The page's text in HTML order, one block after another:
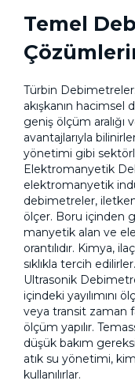
Temel
Türbin Debimetreler:
akışkanın hacimsel
geniş ölçüm aralığı
avantajlarıyla
yönetimi gibi
Elektromanyetik
elektromanyetik
debimetreler, iletken
ölçer. Boru içinden
manyetik alan ve
orantılıdır. Kimya,
sıklıkla tercih edilirler.
Ultrasonik
içindeki yayılımını
veya transit zaman
ölçüm yapılır.
düşük bakım
atık su yönetimi,
kullanılırlar.